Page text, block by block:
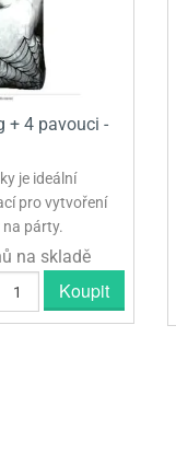
+ 4 pavouci -
je ideální
pro vytvoření
párty.
na skladě
Koupit